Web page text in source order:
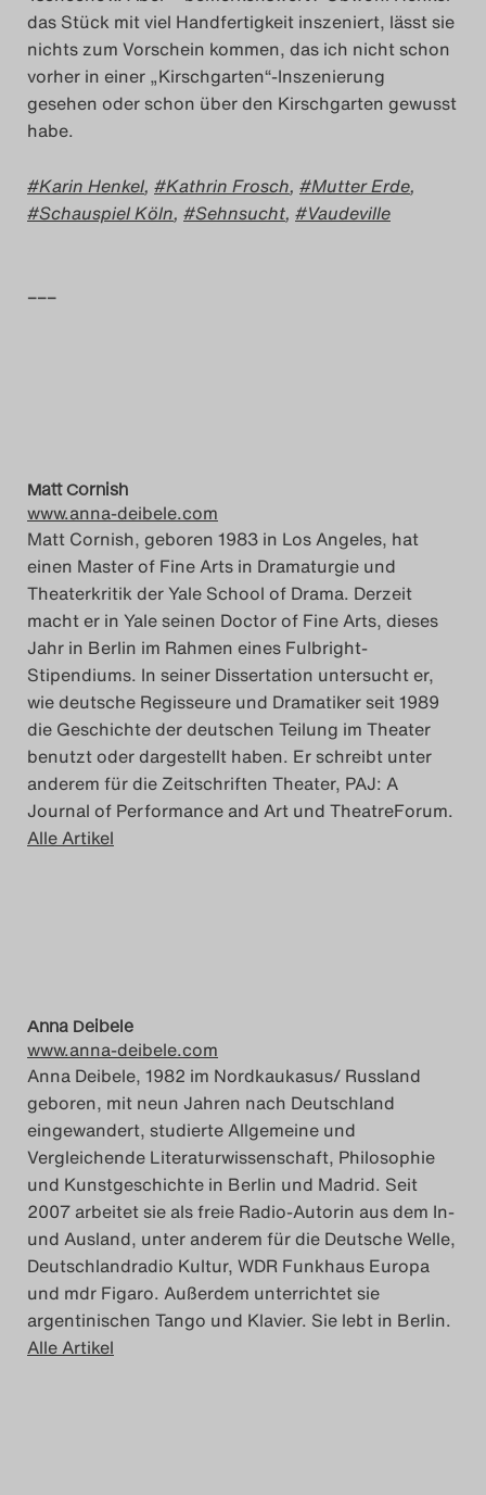
das Stück mit viel Handfertigkeit inszeniert, lässt sie
nichts zum Vorschein kommen, das ich nicht schon
vorher in einer „Kirschgarten“-Inszenierung
gesehen oder schon über den Kirschgarten gewusst
habe.
Karin Henkel, Kathrin Frosch, Mutter Erde,
Schauspiel Köln, Sehnsucht, Vaudeville
–––
Matt Cornish
www.anna-deibele.com
Matt Cornish, geboren 1983 in Los Angeles, hat
einen Master of Fine Arts in Dramaturgie und
Theaterkritik der Yale School of Drama. Derzeit
macht er in Yale seinen Doctor of Fine Arts, dieses
Jahr in Berlin im Rahmen eines Fulbright-
Stipendiums. In seiner Dissertation untersucht er,
wie deutsche Regisseure und Dramatiker seit 1989
die Geschichte der deutschen Teilung im Theater
benutzt oder dargestellt haben. Er schreibt unter
anderem für die Zeitschriften Theater, PAJ: A
Journal of Performance and Art und TheatreForum.
Alle Artikel
Anna Deibele
www.anna-deibele.com
Anna Deibele, 1982 im Nordkaukasus/ Russland
geboren, mit neun Jahren nach Deutschland
eingewandert, studierte Allgemeine und
Vergleichende Literaturwissenschaft, Philosophie
und Kunstgeschichte in Berlin und Madrid. Seit
2007 arbeitet sie als freie Radio-Autorin aus dem In-
und Ausland, unter anderem für die Deutsche Welle,
Deutschlandradio Kultur, WDR Funkhaus Europa
und mdr Figaro. Außerdem unterrichtet sie
argentinischen Tango und Klavier. Sie lebt in Berlin.
Alle Artikel